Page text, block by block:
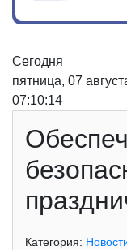
Сегодня
пятница, 07
07:10:14
Категория: